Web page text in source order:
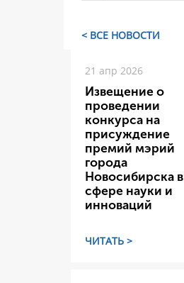
< ВСЕ НОВОСТИ
21 апр 2026
Извещение о
проведении
конкурса на
присуждение
премий мэрий
города
Новосибирска в
сфере науки и
инноваций
ЧИТАТЬ >